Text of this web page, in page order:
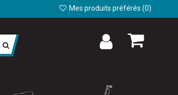
Mes produits préférés (0)